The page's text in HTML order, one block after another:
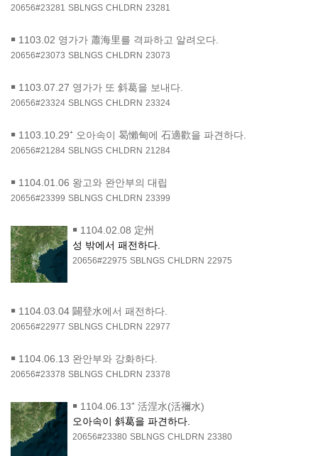
20656#23281 SBLNGS CHLDRN 23281
￭ 1103.02 영가가 蕭海里를 격파하고 알려오다.
20656#23073 SBLNGS CHLDRN 23073
￭ 1103.07.27 영가가 또 斜葛을 보내다.
20656#23324 SBLNGS CHLDRN 23324
￭ 1103.10.29⁺ 오아속이 曷懶甸에 石適歡을 파견하다.
20656#21284 SBLNGS CHLDRN 21284
￭ 1104.01.06 왕고와 완안부의 대립
20656#23399 SBLNGS CHLDRN 23399
￭ 1104.02.08 定州
성 밖에서 패전하다.
20656#22975 SBLNGS CHLDRN 22975
￭ 1104.03.04 闢登水에서 패전하다.
20656#22977 SBLNGS CHLDRN 22977
￭ 1104.06.13 완안부와 강화하다.
20656#23378 SBLNGS CHLDRN 23378
￭ 1104.06.13⁺ 活涅水(活禰水)
오아속이 斜葛을 파견하다.
20656#23380 SBLNGS CHLDRN 23380